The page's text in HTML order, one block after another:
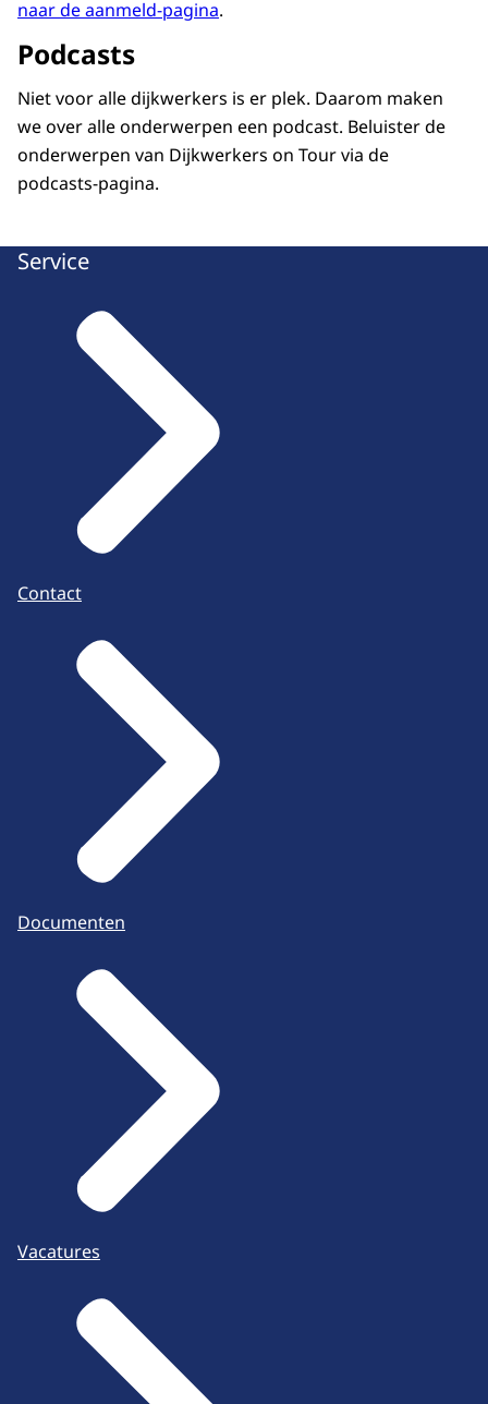
naar de aanmeld-pagina.
Podcasts
Niet voor alle dijkwerkers is er plek. Daarom maken
we over alle onderwerpen een podcast. Beluister de
onderwerpen van Dijkwerkers on Tour via de
podcasts-pagina.
Service
Contact
Documenten
Vacatures